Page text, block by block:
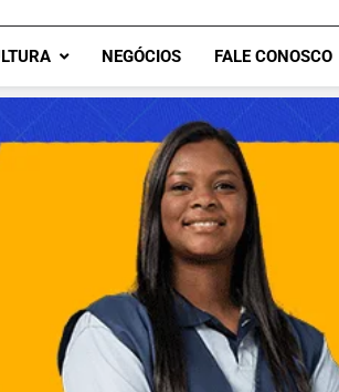
NEGÓCIOS FALE CONOSCO